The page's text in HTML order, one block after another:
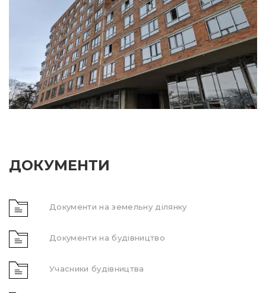
ДОКУМЕНТИ
Документи на земельну ділянку
Документи на будівництво
Учасники будівництва